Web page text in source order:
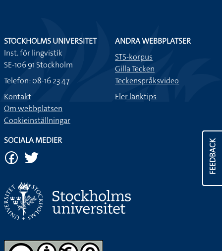
FEEDBACK
STOCKHOLMS UNIVERSITET
Inst. för lingvistik
SE-106 91 Stockholm
Telefon: 08-16 23 47
Kontakt
Om webbplatsen
Cookieinställningar
ANDRA WEBBPLATSER
STS-korpus
Gilla Tecken
Teckenspråksvideo
Fler länktips
SOCIALA MEDIER